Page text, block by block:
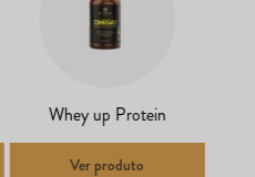
Whey up Protein
Ver produto